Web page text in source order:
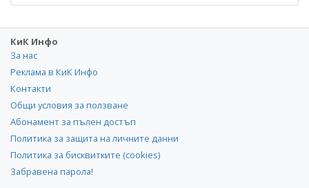
КиК Инфо
За нас
Реклама в КиК Инфо
Контакти
Общи условия за ползване
Абонамент за пълен достъп
Политика за защита на личните данни
Политика за бисквитките (cookies)
Забравена парола!